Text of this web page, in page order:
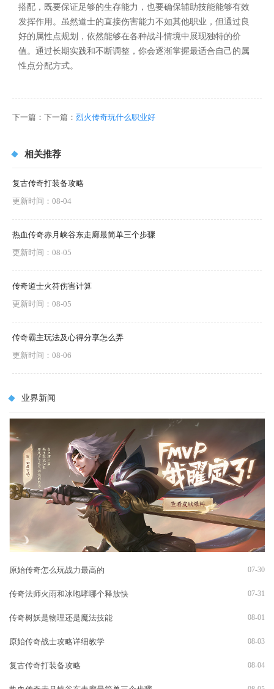
搭配，既要保证足够的生存能力，也要确保辅助技能能够有效
发挥作用。虽然道士的直接伤害能力不如其他职业，但通过良
好的属性点规划，依然能够在各种战斗情境中展现独特的价
值。通过长期实践和不断调整，你会逐渐掌握最适合自己的属
性点分配方式。
下一篇：下一篇： 烈火传奇玩什么职业好
相关推荐
复古传奇打装备攻略
更新时间：08-04
热血传奇赤月峡谷东走廊最简单三个步骤
更新时间：08-05
传奇道士火符伤害计算
更新时间：08-05
传奇霸主玩法及心得分享怎么弄
更新时间：08-06
业界新闻
原始传奇怎么玩战力最高的 07-30
传奇法师火雨和冰咆哮哪个释放快 07-31
传奇树妖是物理还是魔法技能 08-01
原始传奇战士攻略详细教学 08-03
复古传奇打装备攻略 08-04